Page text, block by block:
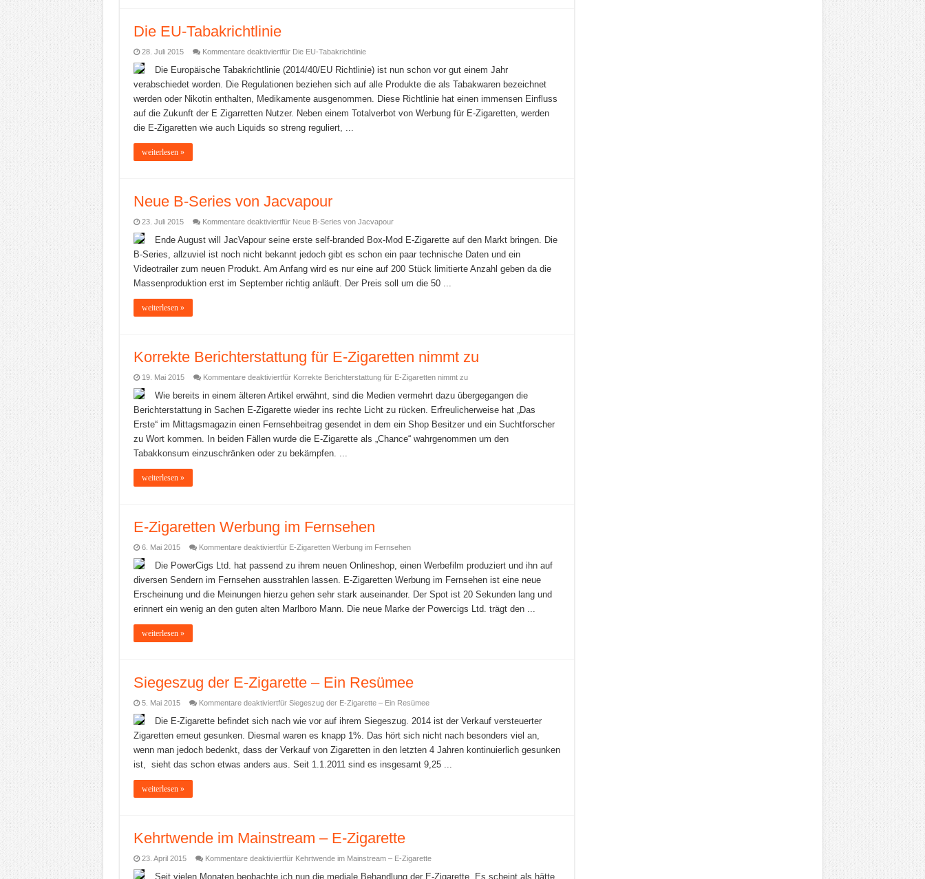
Die EU-Tabakrichtlinie
28. Juli 2015 Kommentare deaktiviertfür Die EU-Tabakrichtlinie
Die Europäische Tabakrichtlinie (2014/40/EU Richtlinie) ist nun schon vor gut einem Jahr
verabschiedet worden. Die Regulationen beziehen sich auf alle Produkte die als Tabakwaren bezeichnet
werden oder Nikotin enthalten, Medikamente ausgenommen. Diese Richtlinie hat einen immensen Einfluss
auf die Zukunft der E Zigarretten Nutzer. Neben einem Totalverbot von Werbung für E-Zigaretten, werden
die E-Zigaretten wie auch Liquids so streng reguliert, ...
weiterlesen »
Neue B-Series von Jacvapour
23. Juli 2015 Kommentare deaktiviertfür Neue B-Series von Jacvapour
Ende August will JacVapour seine erste self-branded Box-Mod E-Zigarette auf den Markt bringen. Die
B-Series, allzuviel ist noch nicht bekannt jedoch gibt es schon ein paar technische Daten und ein
Videotrailer zum neuen Produkt. Am Anfang wird es nur eine auf 200 Stück limitierte Anzahl geben da die
Massenproduktion erst im September richtig anläuft. Der Preis soll um die 50 ...
weiterlesen »
Korrekte Berichterstattung für E-Zigaretten nimmt zu
19. Mai 2015 Kommentare deaktiviertfür Korrekte Berichterstattung für E-Zigaretten nimmt zu
Wie bereits in einem älteren Artikel erwähnt, sind die Medien vermehrt dazu übergegangen die
Berichterstattung in Sachen E-Zigarette wieder ins rechte Licht zu rücken. Erfreulicherweise hat „Das
Erste“ im Mittagsmagazin einen Fernsehbeitrag gesendet in dem ein Shop Besitzer und ein Suchtforscher
zu Wort kommen. In beiden Fällen wurde die E-Zigarette als „Chance“ wahrgenommen um den
Tabakkonsum einzuschränken oder zu bekämpfen. ...
weiterlesen »
E-Zigaretten Werbung im Fernsehen
6. Mai 2015 Kommentare deaktiviertfür E-Zigaretten Werbung im Fernsehen
Die PowerCigs Ltd. hat passend zu ihrem neuen Onlineshop, einen Werbefilm produziert und ihn auf
diversen Sendern im Fernsehen ausstrahlen lassen. E-Zigaretten Werbung im Fernsehen ist eine neue
Erscheinung und die Meinungen hierzu gehen sehr stark auseinander. Der Spot ist 20 Sekunden lang und
erinnert ein wenig an den guten alten Marlboro Mann. Die neue Marke der Powercigs Ltd. trägt den ...
weiterlesen »
Siegeszug der E-Zigarette – Ein Resümee
5. Mai 2015 Kommentare deaktiviertfür Siegeszug der E-Zigarette – Ein Resümee
Die E-Zigarette befindet sich nach wie vor auf ihrem Siegeszug. 2014 ist der Verkauf versteuerter
Zigaretten erneut gesunken. Diesmal waren es knapp 1%. Das hört sich nicht nach besonders viel an,
wenn man jedoch bedenkt, dass der Verkauf von Zigaretten in den letzten 4 Jahren kontinuierlich gesunken
ist, sieht das schon etwas anders aus. Seit 1.1.2011 sind es insgesamt 9,25 ...
weiterlesen »
Kehrtwende im Mainstream – E-Zigarette
23. April 2015 Kommentare deaktiviertfür Kehrtwende im Mainstream – E-Zigarette
Seit vielen Monaten beobachte ich nun die mediale Behandlung der E-Zigarette. Es scheint als hätte